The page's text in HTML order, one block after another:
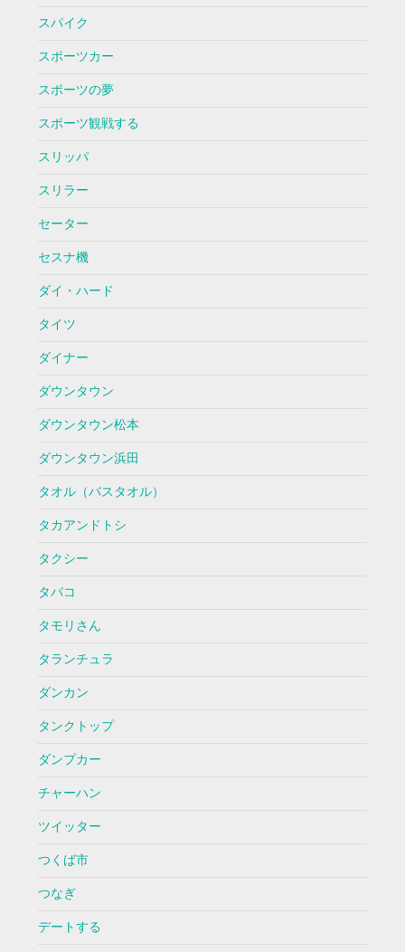
スパイク
スポーツカー
スポーツの夢
スポーツ観戦する
スリッパ
スリラー
セーター
セスナ機
ダイ・ハード
タイツ
ダイナー
ダウンタウン
ダウンタウン松本
ダウンタウン浜田
タオル（バスタオル）
タカアンドトシ
タクシー
タバコ
タモリさん
タランチュラ
ダンカン
タンクトップ
ダンプカー
チャーハン
ツイッター
つくば市
つなぎ
デートする